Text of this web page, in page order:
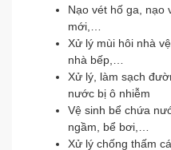
Nạo vét hố ga, nạo
mới,…
Xử lý mùi hôi nhà
nhà bếp,…
Xử lý, làm sạch
nước bị ô nhiễm
Vệ sinh bể chứa
ngầm, bể bơi,…
Xử lý chống thấm